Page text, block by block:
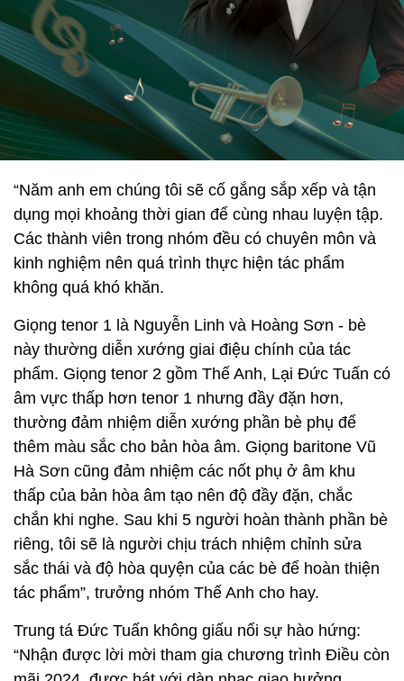
“Năm anh em chúng tôi sẽ cố gắng sắp xếp và tận
dụng mọi khoảng thời gian để cùng nhau luyện tập.
Các thành viên trong nhóm đều có chuyên môn và
kinh nghiệm nên quá trình thực hiện tác phẩm
không quá khó khăn.
Giọng tenor 1 là Nguyễn Linh và Hoàng Sơn - bè
này thường diễn xướng giai điệu chính của tác
phẩm. Giọng tenor 2 gồm Thế Anh, Lại Đức Tuấn có
âm vực thấp hơn tenor 1 nhưng đầy đặn hơn,
thường đảm nhiệm diễn xướng phần bè phụ để
thêm màu sắc cho bản hòa âm. Giọng baritone Vũ
Hà Sơn cũng đảm nhiệm các nốt phụ ở âm khu
thấp của bản hòa âm tạo nên độ đầy đặn, chắc
chắn khi nghe. Sau khi 5 người hoàn thành phần bè
riêng, tôi sẽ là người chịu trách nhiệm chỉnh sửa
sắc thái và độ hòa quyện của các bè để hoàn thiện
tác phẩm”, trưởng nhóm Thế Anh cho hay.
Trung tá Đức Tuấn không giấu nổi sự hào hứng:
“Nhận được lời mời tham gia chương trình Điều còn